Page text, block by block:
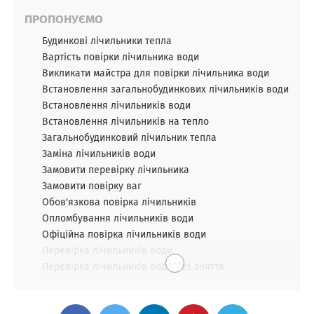
ПРОПОНУЄМО
Будинкові лічильники тепла
Вартість повірки лічильника води
Викликати майстра для повірки лічильника води
Встановлення загальнобудинкових лічильників води
Встановлення лічильників води
Встановлення лічильників на тепло
Загальнобудинковий лічильник тепла
Заміна лічильників води
Замовити перевірку лічильника
Замовити повірку ваг
Обов'язкова повірка лічильників
Опломбування лічильників води
Офіційна повірка лічильників води
Перевірка лічильників води без зняття
. . .